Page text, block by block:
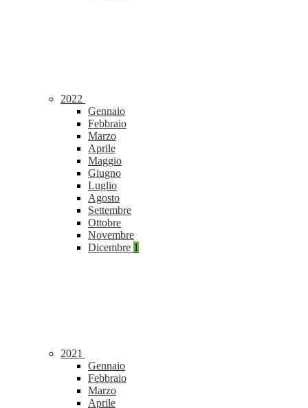
2022
Gennaio
Febbraio
Marzo
Aprile
Maggio
Giugno
Luglio
Agosto
Settembre
Ottobre
Novembre
Dicembre 1
2021
Gennaio
Febbraio
Marzo
Aprile